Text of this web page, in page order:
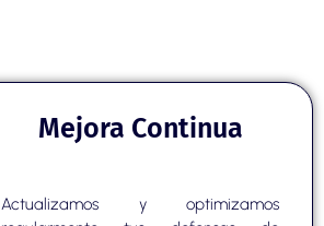
Mejora Continua
Actualizamos y optimizamos